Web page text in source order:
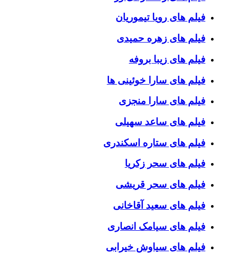
فیلم های رویا تیموریان
فیلم های زهره حمیدی
فیلم های زیبا بروفه
فیلم های سارا خوئینی ها
فیلم های سارا منجزی
فیلم های ساعد سهیلی
فیلم های ستاره اسکندری
فیلم های سحر زکریا
فیلم های سحر قریشی
فیلم های سعید آقاخانی
فیلم های سیامک انصاری
فیلم های سیاوش خیرابی